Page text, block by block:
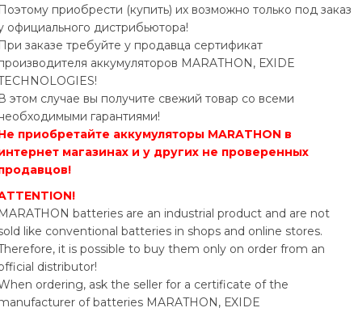
Поэтому приобрести (купить) их возможно только под заказ
официального дистрибьютора!
При заказе требуйте у продавца сертификат
аккумуляторов MARATHON, ЕXIDE
В этом случае вы получите свежий товар со всеми
гарантиями!
приобретайте аккумуляторы MARATHON в
магазинах и у других не проверенных
авцов!
MARATHON batteries are an industrial product and are not
like conventional batteries in shops and online stores.
it is possible to buy them only on order from an
distributor!
ordering, ask the seller for a certificate of the
of batteries MARATHON, ЕXIDE